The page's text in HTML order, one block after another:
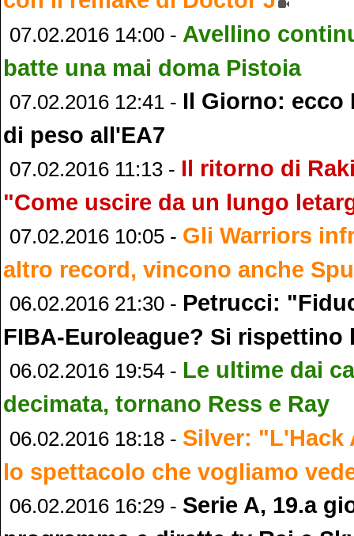
07.02.2016 14:00 - Avellino
batte una mai doma Pistoia
07.02.2016 12:41 - Il Giorno: ecco
di peso all'EA7
07.02.2016 11:13 - Il ritorno di
"Come uscire da un lungo
07.02.2016 10:05 - Gli Warriors
altro record, vincono anche
06.02.2016 21:30 - Petrucci:
FIBA-Euroleague? Si rispettino
06.02.2016 19:54 - Le ultime dai
decimata, tornano Ress e Ray
06.02.2016 18:18 - Silver: "L'Hack
lo spettacolo che vogliamo
06.02.2016 16:29 - Serie A, 19.a